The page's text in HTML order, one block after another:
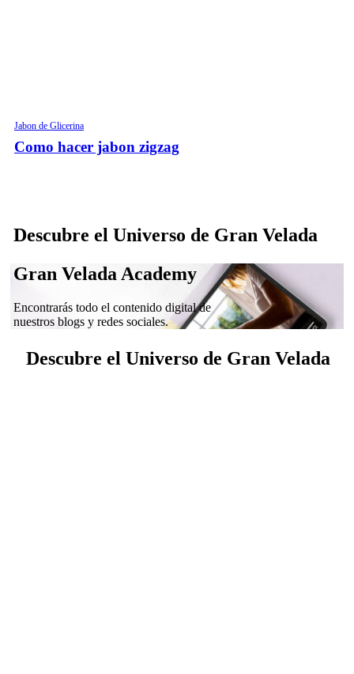
Jabon de Glicerina
Como hacer jabon zigzag
Descubre el Universo de Gran Velada
Gran Velada Academy
Encontrarás todo el contenido digital de
nuestros blogs y redes sociales.
Descubre el Universo de Gran Velada